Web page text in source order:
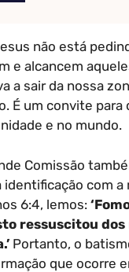
não está
e alcancem
a sair da nossa
É um convite
e no mundo.
Comissão
com
6:4, lemos:
ressuscitou
Portanto, o
que ocorre